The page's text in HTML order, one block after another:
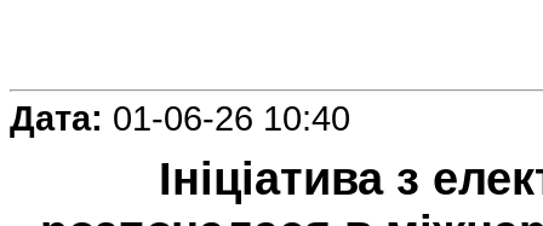
Дата: 01-06-26 10:40
Ініціатива з